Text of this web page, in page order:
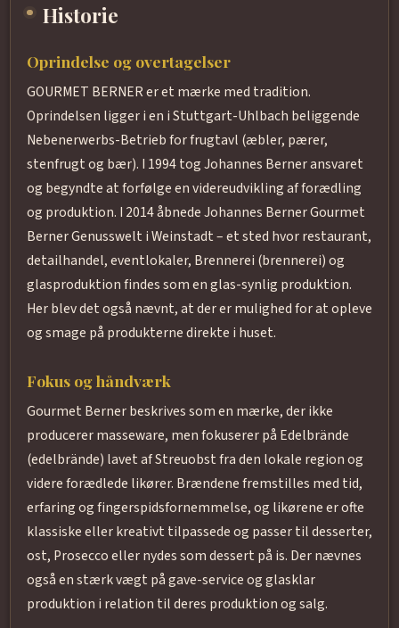
Historie
Oprindelse og overtagelser
GOURMET BERNER er et mærke med tradition.
Oprindelsen ligger i en i Stuttgart-Uhlbach beliggende
Nebenerwerbs-Betrieb for frugtavl (æbler, pærer,
stenfrugt og bær). I 1994 tog Johannes Berner ansvaret
og begyndte at forfølge en videreudvikling af forædling
og produktion. I 2014 åbnede Johannes Berner Gourmet
Berner Genusswelt i Weinstadt – et sted hvor restaurant,
detailhandel, eventlokaler, Brennerei (brennerei) og
glasproduktion findes som en glas-synlig produktion.
Her blev det også nævnt, at der er mulighed for at opleve
og smage på produkterne direkte i huset.
Fokus og håndværk
Gourmet Berner beskrives som en mærke, der ikke
producerer masseware, men fokuserer på Edelbrände
(edelbrände) lavet af Streuobst fra den lokale region og
videre forædlede likører. Brændene fremstilles med tid,
erfaring og fingerspidsfornemmelse, og likørene er ofte
klassiske eller kreativt tilpassede og passer til desserter,
ost, Prosecco eller nydes som dessert på is. Der nævnes
også en stærk vægt på gave-service og glasklar
produktion i relation til deres produktion og salg.